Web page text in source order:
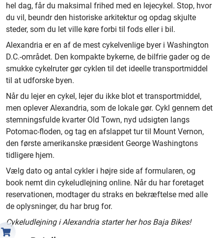
hel dag, får du maksimal frihed med en lejecykel. Stop, hvor
du vil, beundr den historiske arkitektur og opdag skjulte
steder, som du let ville køre forbi til fods eller i bil.
Alexandria er en af de mest cykelvenlige byer i Washington
D.C.-området. Den kompakte bykerne, de bilfrie gader og de
smukke cykelruter gør cyklen til det ideelle transportmiddel
til at udforske byen.
Når du lejer en cykel, lejer du ikke blot et transportmiddel,
men oplever Alexandria, som de lokale gør. Cykl gennem det
stemningsfulde kvarter Old Town, nyd udsigten langs
Potomac-floden, og tag en afslappet tur til Mount Vernon,
den første amerikanske præsident George Washingtons
tidligere hjem.
Vælg dato og antal cykler i højre side af formularen, og
book nemt din cykeludlejning online. Når du har foretaget
reservationen, modtager du straks en bekræftelse med alle
de oplysninger, du har brug for.
Cykeludlejning i Alexandria starter her hos Baja Bikes!